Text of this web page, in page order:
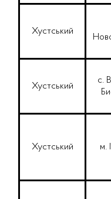
Хустський
Хустський
с.
Хустський м.